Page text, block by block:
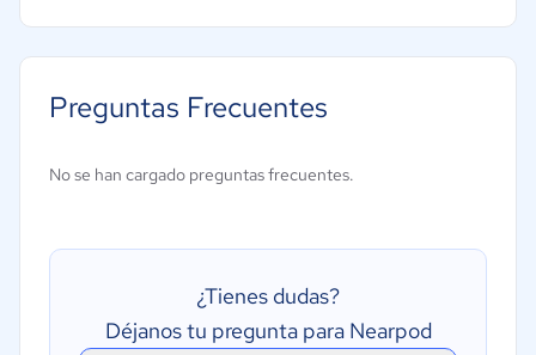
Gestión de admisiones
Preguntas Frecuentes
No se han cargado preguntas frecuentes.
¿Tienes dudas?
Déjanos tu pregunta para Nearpod